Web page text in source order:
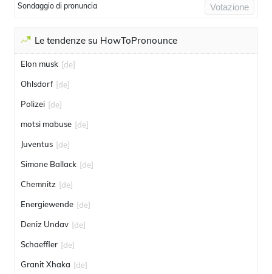
Sondaggio di pronuncia Votazione
Le tendenze su HowToPronounce
Elon musk [de]
Ohlsdorf [de]
Polizei [de]
motsi mabuse [de]
Juventus [de]
Simone Ballack [de]
Chemnitz [de]
Energiewende [de]
Deniz Undav [de]
Schaeffler [de]
Granit Xhaka [de]